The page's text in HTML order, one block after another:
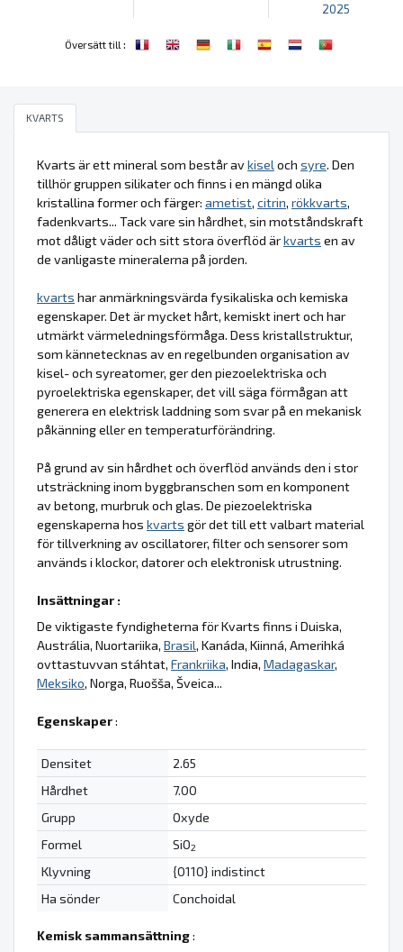
2025
Översätt till :
KVARTS
Kvarts är ett mineral som består avkisel och syre. Den
tillhör gruppen silikater och finns i en mängd olika
kristallina former och färger: ametist, citrin, rökkvarts,
fadenkvarts... Tack vare sin hårdhet, sin motståndskraft
mot dåligt väder och sitt stora överflöd ärkvarts en av
de vanligaste mineralerna på jorden.
kvarts har anmärkningsvärda fysikaliska och kemiska
egenskaper. Det är mycket hårt, kemiskt inert och har
utmärkt värmeledningsförmåga. Dess kristallstruktur,
som kännetecknas av en regelbunden organisation av
kisel- och syreatomer, ger den piezoelektriska och
pyroelektriska egenskaper, det vill säga förmågan att
generera en elektrisk laddning som svar på en mekanisk
påkänning eller en temperaturförändring.
På grund av sin hårdhet och överflöd används den i stor
utsträckning inom byggbranschen som en komponent
av betong, murbruk och glas. De piezoelektriska
egenskaperna hos kvarts gör det till ett valbart material
för tillverkning av oscillatorer, filter och sensorer som
används i klockor, datorer och elektronisk utrustning.
Insättningar :
De viktigaste fyndigheterna för Kvarts finns i Duiska,
Austrália, Nuortariika, Brasil, Kanáda, Kiinná, Amerihká
ovttastuvvan stáhtat, Frankriika, India, Madagaskar,
Meksiko, Norga, Ruošša, Šveica...
Egenskaper:
Densitet
2.65
Hårdhet
7.00
Grupp
Oxyde
Formel
SiO2
Klyvning
{0110} indistinct
Ha sönder
Conchoidal
Kemisk sammansättning: